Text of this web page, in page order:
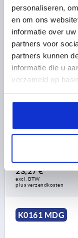
personaliseren,
en om ons
informatie over
partners voor
partners kunnen
informatie die u
verzameld op
ALUMINIUM,
DRAAIBARE
23,27 €
excl. BTW
plus verzendkosten
K0161 MDG